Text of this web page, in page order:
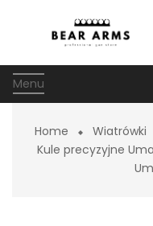
Menu
Home Wiatrówki
Kule precyzyjne